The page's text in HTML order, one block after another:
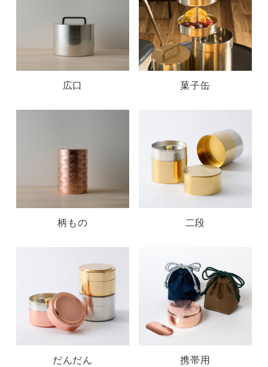
広口 菓子缶
柄もの 二段
だんだん 携帯用